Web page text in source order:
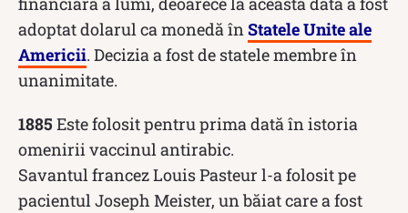
adoptat dolarul ca monedă în Statele Unite ale
Americii. Decizia a fost de statele membre în
unanimitate.
1885 Este folosit pentru prima dată în istoria
omenirii vaccinul antirabic.
Savantul francez Louis Pasteur l-a folosit pe
pacientul Joseph Meister, un băiat care a fost